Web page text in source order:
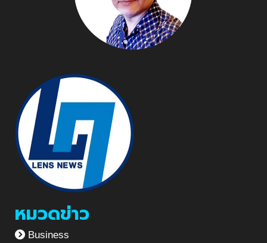
หมวดข่าว
Business